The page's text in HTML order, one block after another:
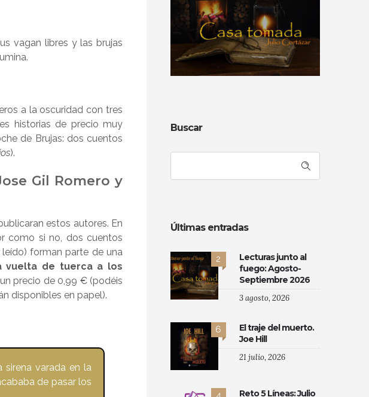
vagan libres y las brujas
a la oscuridad con tres
historias de precio muy
de Brujas: dos cuentos
).
Gil Romero y
estos autores. En
como si no, dos cuentos
forman parte de una
vuelta de tuerca a los
precio de 0,99 € (podéis
disponibles en papel).
sirena varada en la
de pasar los
Buscar
Últimas entradas
2
Lecturas junto al
fuego: Agosto-
Septiembre 2026
3 agosto, 2026
6
El traje del muerto.
Joe Hill
21 julio, 2026
Reto 5 Líneas: Julio